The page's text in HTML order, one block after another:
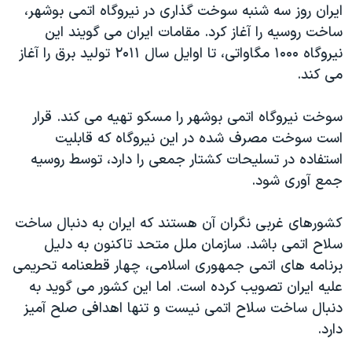
سفر پرزیدنت ترامپ به چین
ایران روز سه شنبه سوخت گذاری در نیروگاه اتمی بوشهر،
ساخت روسیه را آغاز کرد. مقامات ایران می گویند این
نیروگاه ۱۰۰۰ مگاواتی، تا اوایل سال ۲۰۱۱ تولید برق را آغاز
می کند.
سوخت نیروگاه اتمی بوشهر را مسکو تهیه می کند. قرار
است سوخت مصرف شده در این نیروگاه که قابلیت
استفاده در تسلیحات کشتار جمعی را دارد، توسط روسیه
جمع آوری شود.
کشورهای غربی نگران آن هستند که ایران به دنبال ساخت
سلاح اتمی باشد. سازمان ملل متحد تاکنون به دلیل
برنامه های اتمی جمهوری اسلامی، چهار قطعنامه تحریمی
علیه ایران تصویب کرده است. اما این کشور می گوید به
دنبال ساخت سلاح اتمی نیست و تنها اهدافی صلح آمیز
دارد.